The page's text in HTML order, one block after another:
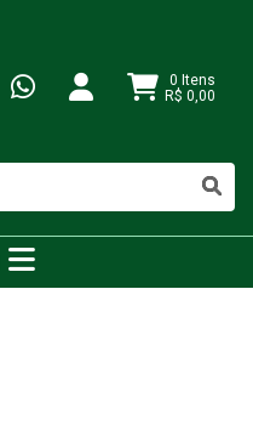
0 Itens
R$ 0,00